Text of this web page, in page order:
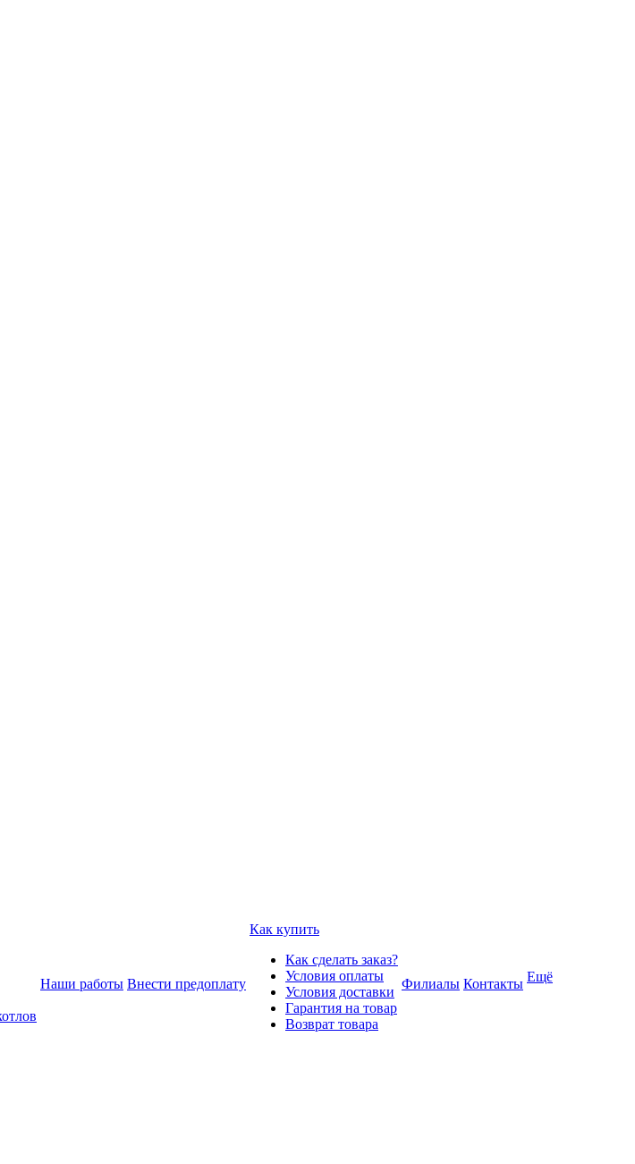
Наши работы Внести предоплату
Как купить
Как сделать заказ?
Условия оплаты
Условия доставки
Гарантия на товар
Возврат товара
Филиалы Контакты Ещё